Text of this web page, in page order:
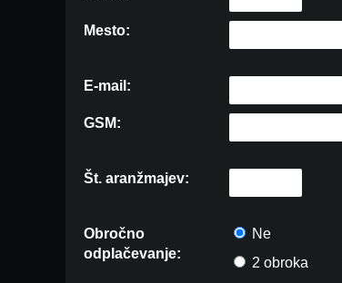
Mesto:
E-mail:
GSM:
Št. aranžmajev:
Obročno
odplačevanje:
Ne
2 obroka